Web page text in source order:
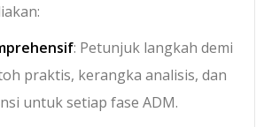
: Petunjuk langkah demi
praktis, kerangka analisis, dan
untuk setiap fase ADM.